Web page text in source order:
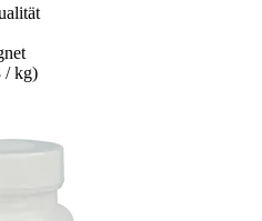
/ kg)